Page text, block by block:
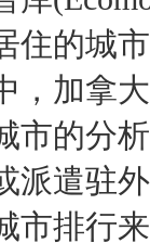
住的城
，加拿
市的分
派遣驻
市排行